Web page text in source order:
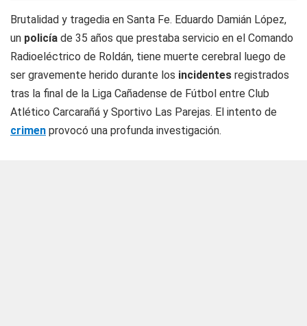
Brutalidad y tragedia en Santa Fe. Eduardo Damián López,
un policía de 35 años que prestaba servicio en el Comando
Radioeléctrico de Roldán, tiene muerte cerebral luego de
ser gravemente herido durante los incidentes registrados
tras la final de la Liga Cañadense de Fútbol entre Club
Atlético Carcarañá y Sportivo Las Parejas. El intento de
crimen provocó una profunda investigación.